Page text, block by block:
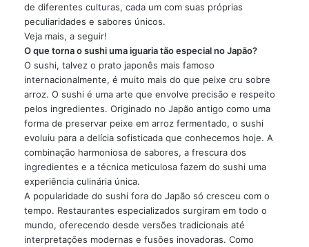
de diferentes culturas, cada um com suas próprias
peculiaridades e sabores únicos.
Veja mais, a seguir!
O que torna o sushi uma iguaria tão especial no Japão?
O sushi, talvez o prato japonês mais famoso
internacionalmente, é muito mais do que peixe cru sobre
arroz. O sushi é uma arte que envolve precisão e respeito
pelos ingredientes. Originado no Japão antigo como uma
forma de preservar peixe em arroz fermentado, o sushi
evoluiu para a delícia sofisticada que conhecemos hoje. A
combinação harmoniosa de sabores, a frescura dos
ingredientes e a técnica meticulosa fazem do sushi uma
experiência culinária única.
A popularidade do sushi fora do Japão só cresceu com o
tempo. Restaurantes especializados surgiram em todo o
mundo, oferecendo desde versões tradicionais até
interpretações modernas e fusões inovadoras. Como